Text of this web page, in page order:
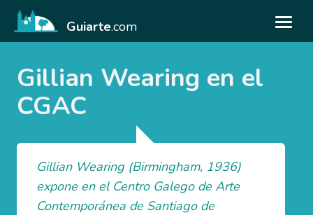
Guiarte.com
Gillian Wearing en el
CGAC
Gillian Wearing (Birmingham, 1936)
expone en el Centro Galego de Arte
Contemporánea de Santiago de